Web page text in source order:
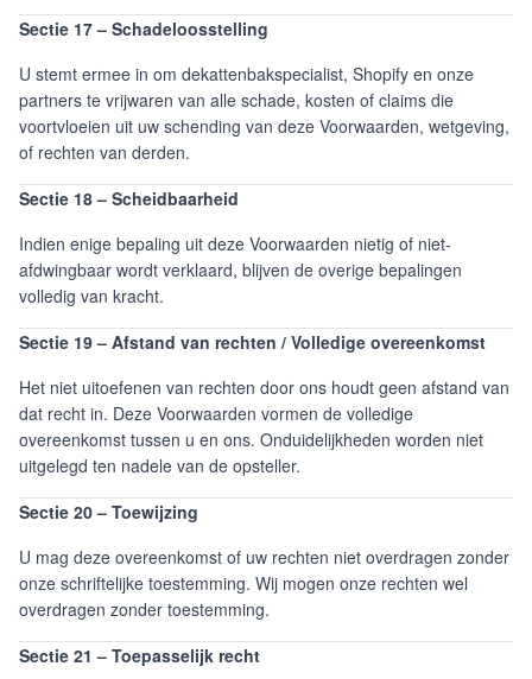
Sectie 17 – Schadeloosstelling
U stemt ermee in om dekattenbakspecialist, Shopify en onze
partners te vrijwaren van alle schade, kosten of claims die
voortvloeien uit uw schending van deze Voorwaarden, wetgeving,
of rechten van derden.
Sectie 18 – Scheidbaarheid
Indien enige bepaling uit deze Voorwaarden nietig of niet-
afdwingbaar wordt verklaard, blijven de overige bepalingen
volledig van kracht.
Sectie 19 – Afstand van rechten / Volledige overeenkomst
Het niet uitoefenen van rechten door ons houdt geen afstand van
dat recht in. Deze Voorwaarden vormen de volledige
overeenkomst tussen u en ons. Onduidelijkheden worden niet
uitgelegd ten nadele van de opsteller.
Sectie 20 – Toewijzing
U mag deze overeenkomst of uw rechten niet overdragen zonder
onze schriftelijke toestemming. Wij mogen onze rechten wel
overdragen zonder toestemming.
Sectie 21 – Toepasselijk recht